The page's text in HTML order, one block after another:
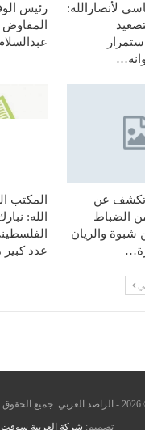
لأنصارالله:
رئيس
المفاوض
تكشف عن
الضباط
شبوة والريان
المكتب
الله:
عدد
تصميم: شركة العربية سوفت